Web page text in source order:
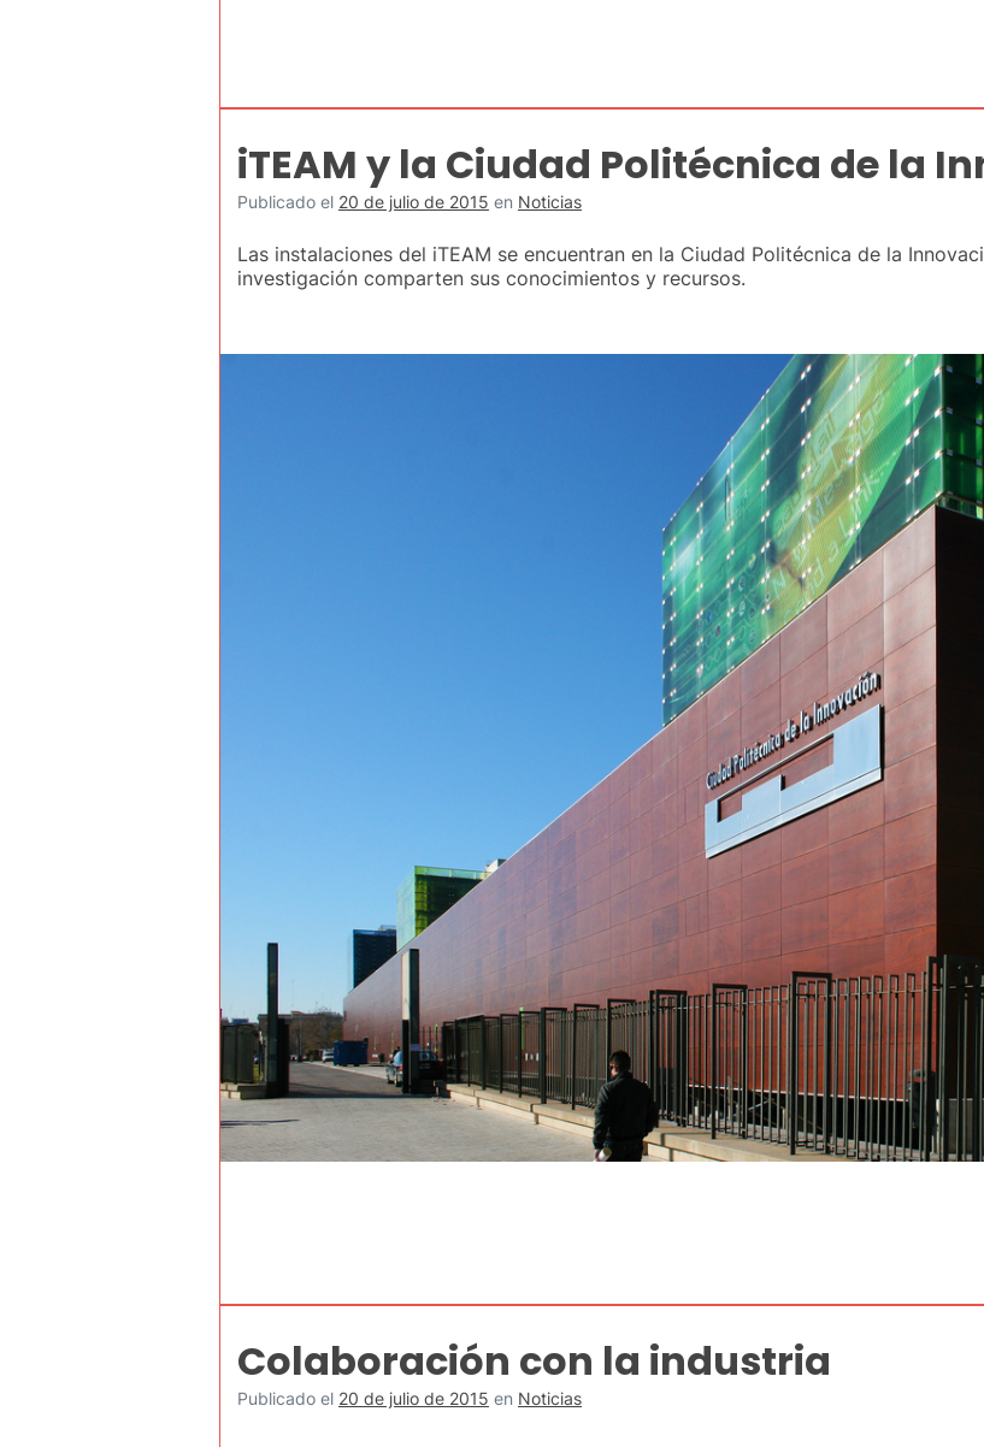
iTEAM y la Ciudad Politécnica de la
Publicado el 20 de julio de 2015 en Noticias
Las instalaciones del iTEAM se encuentran en la Ciudad Politécnica de la
investigación comparten sus conocimientos y recursos.
Colaboración con la industria
Publicado el 20 de julio de 2015 en Noticias